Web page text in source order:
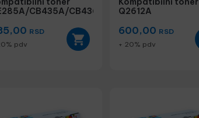
CB435A/CB436A/CE278A
RSD
pdv
Q2612A
600,00 RSD
+ 20% pdv